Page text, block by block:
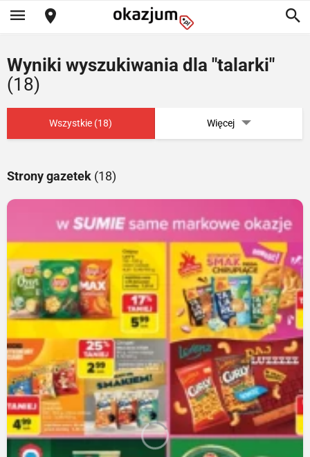
Wyniki wyszukiwania dla "talarki"
(18)
Wszystkie (18) Więcej
Strony gazetek (18)